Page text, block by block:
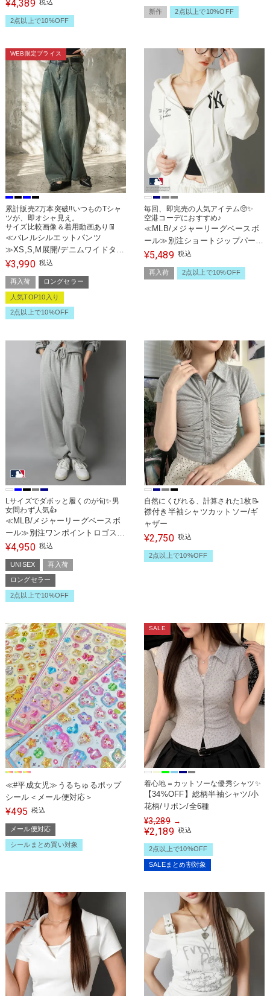
¥4,389 税込
2点以上で10%OFF
新作 2点以上で10%OFF
WEB限定プライス
累計販売2万本突破!!いつものTシャ
ツが、即オシャ見え。
サイズ比較画像＆着用動画あり👖
≪バレルシルエットパンツ
≫XS,S,M展開/デニムワイドタッ
クパンツ
¥3,990 税込
再入荷 ロングセラー
人気TOP10入り
2点以上で10%OFF
毎回、即完売の人気アイテム🥺✨
空港コーデにおすすめ♪
≪MLB/メジャーリーグベースボ
ール≫別注ショートジップパーカ
ー /セットアップ対応
¥5,489 税込
再入荷 2点以上で10%OFF
Lサイズでダボッと履くのが旬✨男
女問わず人気👍
≪MLB/メジャーリーグベースボ
ール≫別注ワンポイントロゴスウ
ェットパンツ/ユニセックス/セッ
¥4,950 税込
UNISEX 再入荷
ロングセラー
2点以上で10%OFF
自然にくびれる、計算された1枚📝
襟付き半袖シャツカットソー/ギ
ャザー
¥2,750 税込
2点以上で10%OFF
≪#平成女児≫うるちゅるポップ
シール＜メール便対応＞
¥495 税込
メール便対応
シールまとめ買い対象
SALE
着心地＝カットソーな優秀シャツ✨
【34%OFF】総柄半袖シャツ/小
花柄/リボン/全6種
¥3,289 →
¥2,189 税込
2点以上で10%OFF
SALEまとめ割対象